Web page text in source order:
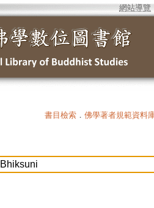
網站導覽
書目檢索 ． 佛學著者規範資料